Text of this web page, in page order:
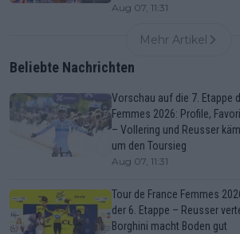
Aug 07, 11:31
Mehr Artikel
Beliebte Nachrichten
Vorschau auf die 7. Etappe
Femmes 2026: Profile,
– Vollering und Reusser
um den Toursieg
Aug 07, 11:31
Tour de France Femmes
der 6. Etappe – Reusser
Borghini macht Boden gut